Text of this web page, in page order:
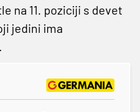
na 11. poziciji s devet
jedini ima